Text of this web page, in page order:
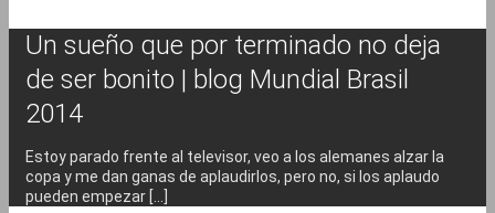
Un sueño que por terminado no deja
de ser bonito | blog Mundial Brasil
2014
Estoy parado frente al televisor, veo a los alemanes alzar la
copa y me dan ganas de aplaudirlos, pero no, si los aplaudo
pueden empezar […]